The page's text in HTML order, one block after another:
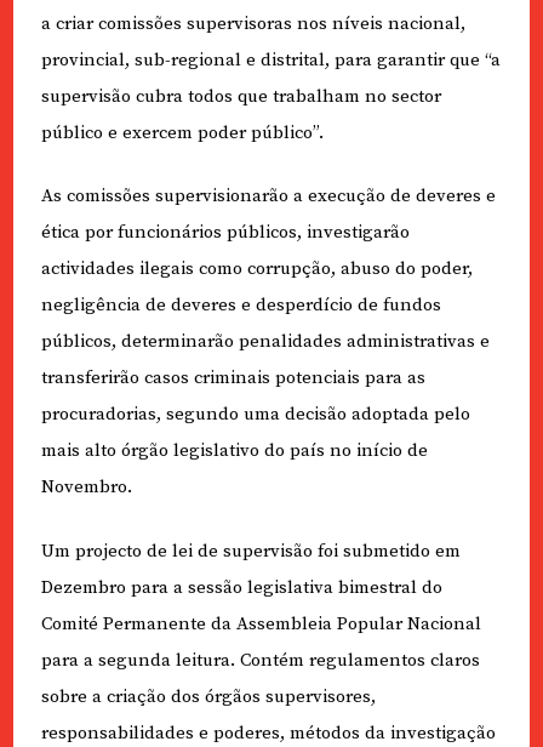
a criar comissões supervisoras nos níveis nacional,
provincial, sub-regional e distrital, para garantir que “a
supervisão cubra todos que trabalham no sector
público e exercem poder público”.
As comissões supervisionarão a execução de deveres e
ética por funcionários públicos, investigarão
actividades ilegais como corrupção, abuso do poder,
negligência de deveres e desperdício de fundos
públicos, determinarão penalidades administrativas e
transferirão casos criminais potenciais para as
procuradorias, segundo uma decisão adoptada pelo
mais alto órgão legislativo do país no início de
Novembro.
Um projecto de lei de supervisão foi submetido em
Dezembro para a sessão legislativa bimestral do
Comité Permanente da Assembleia Popular Nacional
para a segunda leitura. Contém regulamentos claros
sobre a criação dos órgãos supervisores,
responsabilidades e poderes, métodos da investigação